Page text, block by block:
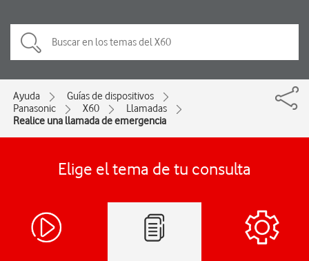
Ayuda
Guías de dispositivos
Panasonic
X60
Llamadas
Realice una llamada de emergencia
Elige el tema de tu consulta